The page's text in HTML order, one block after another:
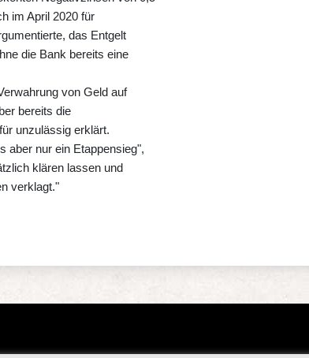
im April 2020 für
das Entgelt
die Bank bereits eine
von Geld auf
bereits die
unzulässig erklärt.
aber nur ein Etappensieg",
klären lassen und
verklagt."